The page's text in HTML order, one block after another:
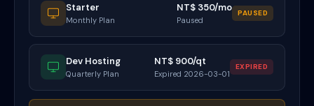
Starter
Monthly Plan
NT$ 350/mo
Paused
PAUSED
Dev Hosting
Quarterly Plan
NT$ 900/qt
Expired 2026-03-01
EXPIRED